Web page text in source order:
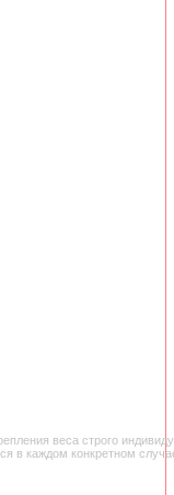
веса строго
в каждом конкретном